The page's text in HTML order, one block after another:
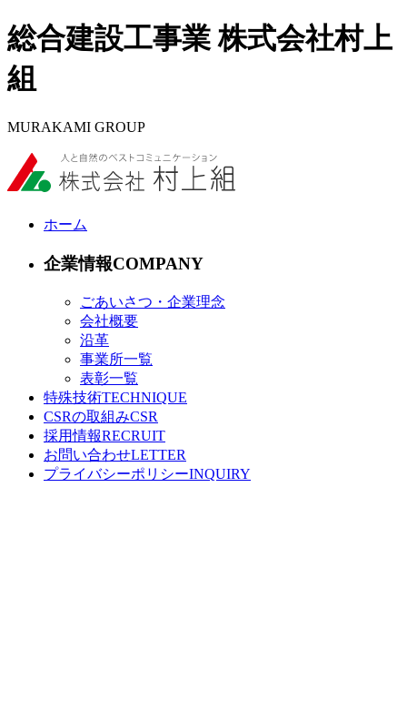
総合建設工事業 株式会社村上
組
MURAKAMI GROUP
ホーム
企業情報
ごあいさつ・企業理念
会社概要
沿革
事業所一覧
表彰一覧
特殊技術
CSRの取組み
採用情報
お問い合わせ
プライバシーポリシー